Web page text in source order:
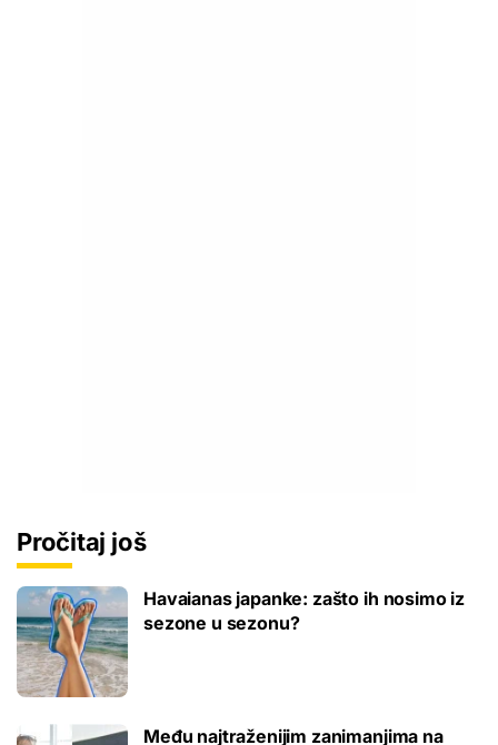
Pročitaj još
Havaianas japanke: zašto ih nosimo iz
sezone u sezonu?
Među najtraženijim zanimanjima na